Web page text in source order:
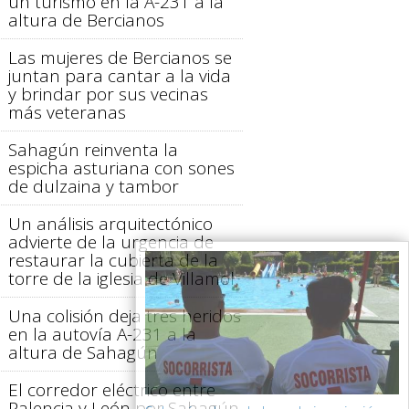
altura de Bercianos
Las mujeres de Bercianos se
juntan para cantar a la vida
y brindar por sus vecinas
más veteranas
Sahagún reinventa la
espicha asturiana con sones
de dulzaina y tambor
Un análisis arquitectónico
advierte de la urgencia de
restaurar la cubierta de la
torre de la iglesia de Villamol
Una colisión deja tres heridos
en la autovía A-231 a la
altura de Sahagún
El corredor eléctrico entre